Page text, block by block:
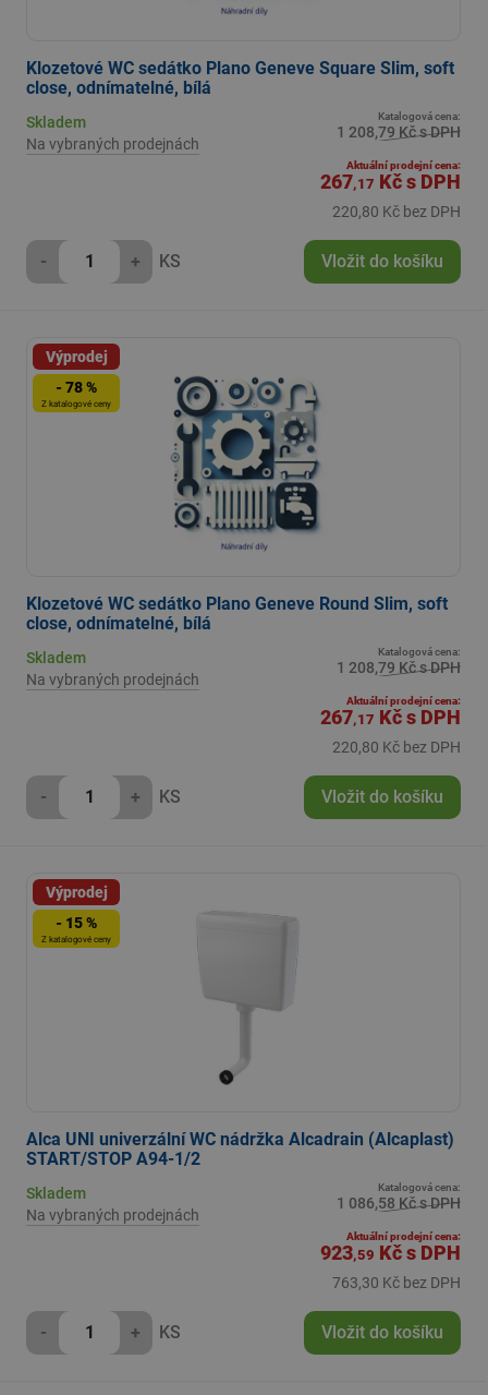
Klozetové WC sedátko Plano Geneve Square Slim, soft
close, odnímatelné, bílá
Skladem
Na vybraných prodejnách
Katalogová cena:
1 208,79 Kč s DPH
Aktuální prodejní cena:
267,17 Kčs DPH
220,80 Kč bez DPH
- + KS Vložit do košíku
Výprodej
- 78 %
Z katalogové ceny
Klozetové WC sedátko Plano Geneve Round Slim, soft
close, odnímatelné, bílá
Skladem
Na vybraných prodejnách
Katalogová cena:
1 208,79 Kč s DPH
Aktuální prodejní cena:
267,17 Kčs DPH
220,80 Kč bez DPH
- + KS Vložit do košíku
Výprodej
- 15 %
Z katalogové ceny
Alca UNI univerzální WC nádržka Alcadrain (Alcaplast)
START/STOP A94-1/2
Skladem
Na vybraných prodejnách
Katalogová cena:
1 086,58 Kč s DPH
Aktuální prodejní cena:
923,59 Kčs DPH
763,30 Kč bez DPH
- + KS Vložit do košíku